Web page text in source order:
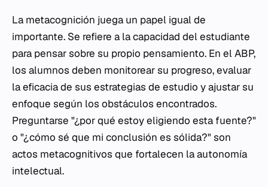
La metacognición juega un papel igual de
importante. Se refiere a la capacidad del estudiante
para pensar sobre su propio pensamiento. En el ABP,
los alumnos deben monitorear su progreso, evaluar
la eficacia de sus estrategias de estudio y ajustar su
enfoque según los obstáculos encontrados.
Preguntarse "¿por qué estoy eligiendo esta fuente?"
o "¿cómo sé que mi conclusión es sólida?" son
actos metacognitivos que fortalecen la autonomía
intelectual.